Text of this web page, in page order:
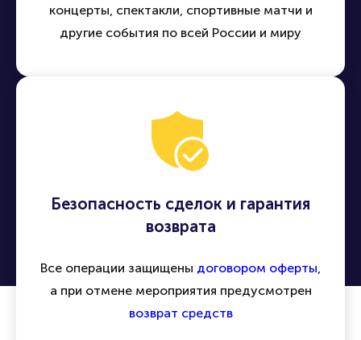
концерты, спектакли, спортивные матчи и
другие события по всей России и миру
Безопасность сделок и гарантия
возврата
Все операции защищены договором оферты,
а при отмене мероприятия предусмотрен
возврат средств